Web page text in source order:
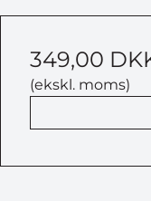
349,00
(ekskl. moms)